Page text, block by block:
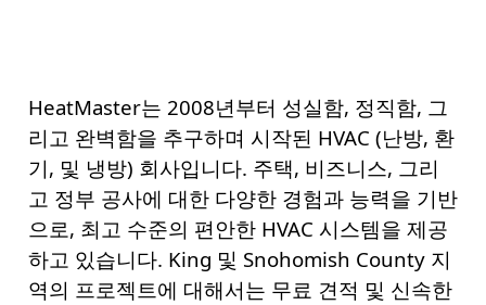
HeatMaster는 2008년부터 성실함, 정직함, 그
리고 완벽함을 추구하며 시작된 HVAC (난방, 환
기, 및 냉방) 회사입니다. 주택, 비즈니스, 그리
고 정부 공사에 대한 다양한 경험과 능력을 기반
으로, 최고 수준의 편안한 HVAC 시스템을 제공
하고 있습니다. King 및 Snohomish County 지
역의 프로젝트에 대해서는 무료 견적 및 신속한